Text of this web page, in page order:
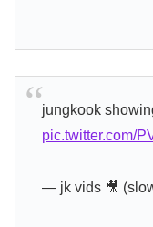
jungkook
pic.twitter.com/
— jk vids 🎥